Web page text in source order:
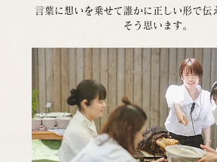
言葉に想いを乗せて誰かに正しい形で伝
そう思います。